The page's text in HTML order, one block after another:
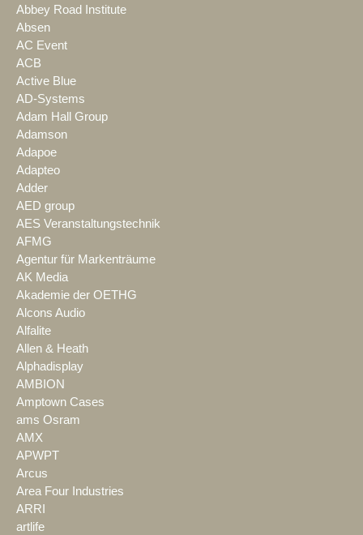
Abbey Road Institute
Absen
AC Event
ACB
Active Blue
AD-Systems
Adam Hall Group
Adamson
Adapoe
Adapteo
Adder
AED group
AES Veranstaltungstechnik
AFMG
Agentur für Markenträume
AK Media
Akademie der OETHG
Alcons Audio
Alfalite
Allen & Heath
Alphadisplay
AMBION
Amptown Cases
ams Osram
AMX
APWPT
Arcus
Area Four Industries
ARRI
artlife